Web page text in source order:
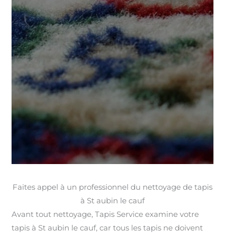
Faites appel à un professionnel du nettoyage de tapis
à St aubin le cauf
Avant tout nettoyage, Tapis Service examine votre
tapis à St aubin le cauf, car tous les tapis ne doivent